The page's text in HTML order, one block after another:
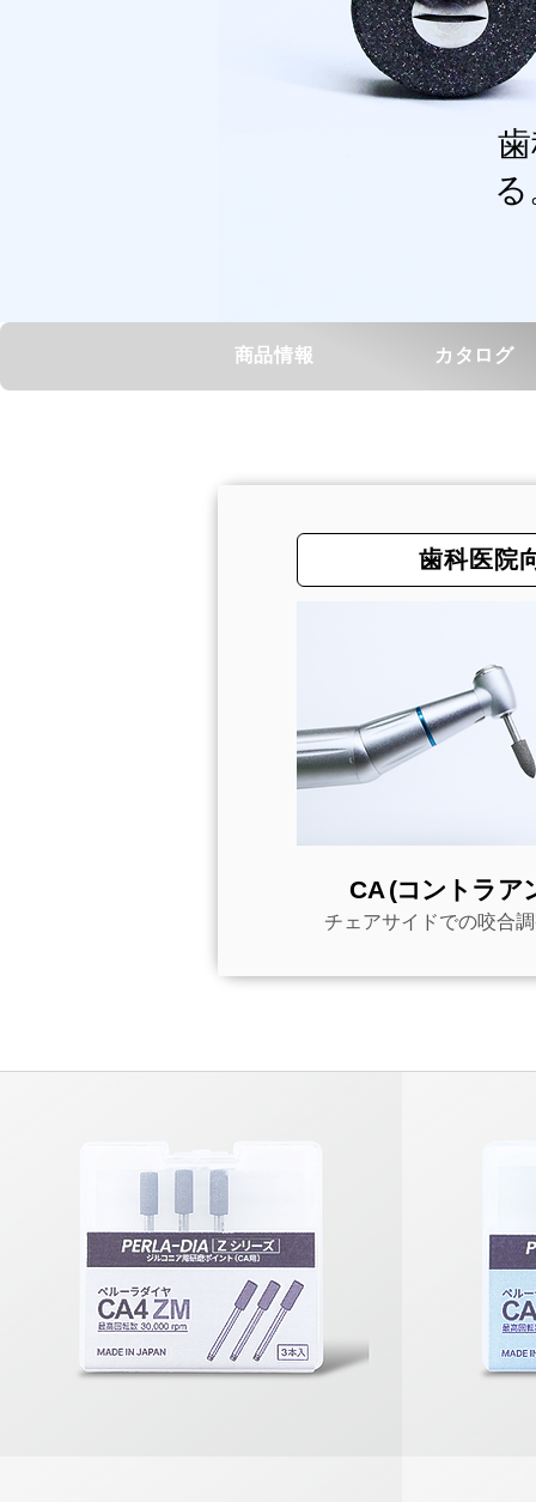
商品情報 カタログ
チェアサイドでの咬合
CA (コントラア
歯科医院